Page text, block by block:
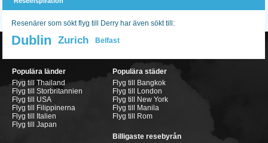
Resenärer som sökt flyg till Derry har även sökt till:
Dublin Zurich Belfast
Populära länder
Flyg till Thailand
Flyg till Storbritannien
Flyg till USA
Flyg till Filippinerna
Flyg till Italien
Flyg till Japan
Populära städer
Flyg till Bangkok
Flyg till London
Flyg till New York
Flyg till Manila
Flyg till Rom
Billigaste resebyrån